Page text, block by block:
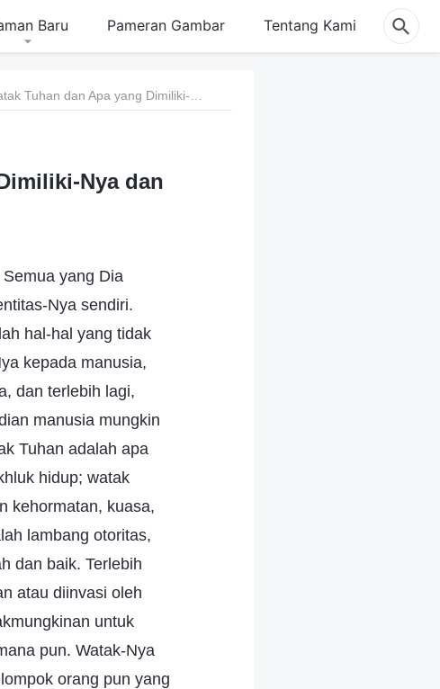
Baru Pameran Gambar Tentang Kami
Nya dan
yang Dia
Nya sendiri.
hal-hal yang tidak
kepada manusia,
dan terlebih lagi,
manusia mungkin
Tuhan adalah apa
hidup; watak
kehormatan, kuasa,
lambang otoritas,
dan baik. Terlebih
atau diinvasi oleh
untuk
pun. Watak-Nya
orang pun yang